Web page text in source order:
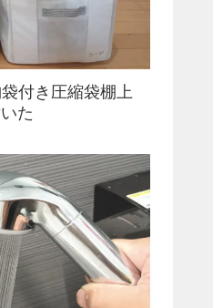
付き圧縮袋棚上
た